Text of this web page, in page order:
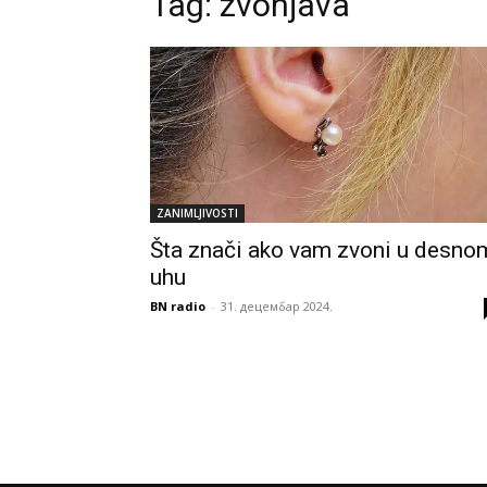
ZANIMLJIVOSTI
Šta znači ako vam zvoni u
uhu
BN radio - 31. децембар 2024.